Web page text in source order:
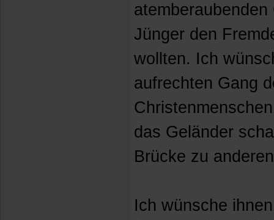
Jünger den
wollten. Ich
aufrechten Gang
das Geländer
Brücke zu
Ich wünsche